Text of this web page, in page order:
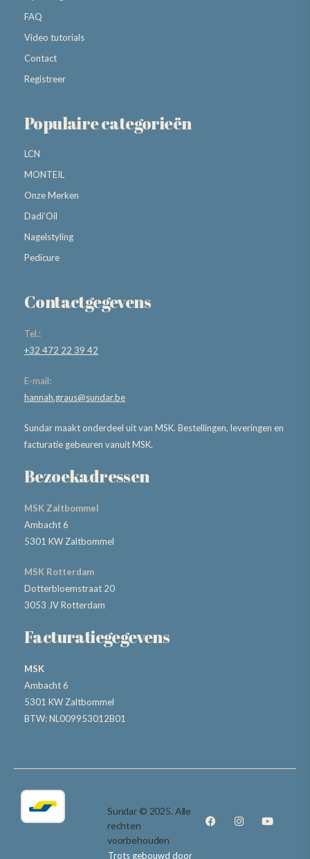
FAQ
Video tutorials
Contact
Registreer
Populaire categorieën
LCN
MONTEIL
Onze Merken
Dadi’Oil
Nagelstyling
Pedicure
Contactgegevens
Tel.:
+32 472 22 39 42
E-mail:
hannah.graus@sundar.be
Sundar maakt onderdeel uit van MSK. Bestellingen, leveringen en
facturatie gebeuren vanuit MSK.
Bezoekadressen
MSK Zaltbommel
Ambacht 6
5301 KW Zaltbommel
MSK Rotterdam
Dotterbloemstraat 20
3053 JV Rotterdam
Facturatiegegevens
MSK
Ambacht 6
5301 KW Zaltbommel
BTW: NL009953012B01
Sundar © 2025. Alle
rechten
voorbehouden
Trots gebouwd door